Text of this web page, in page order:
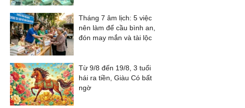
Tháng 7 âm lịch: 5 việc
nên làm để cầu bình an,
đón may mắn và tài lộc
Từ 9/8 đến 19/8, 3 tuổi
hái ra tiền, Giàu Có bất
ngờ